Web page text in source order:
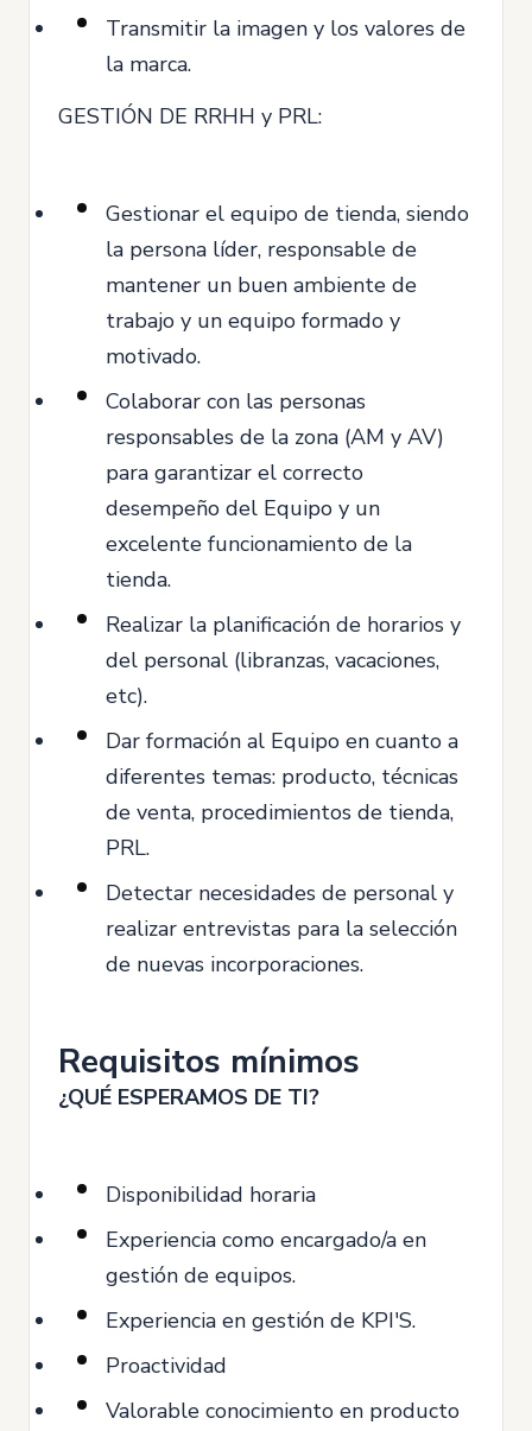
Transmitir la imagen y los valores de
la marca.
GESTIÓN DE RRHH y PRL:
Gestionar el equipo de tienda, siendo
la persona líder, responsable de
mantener un buen ambiente de
trabajo y un equipo formado y
motivado.
Colaborar con las personas
responsables de la zona (AM y AV)
para garantizar el correcto
desempeño del Equipo y un
excelente funcionamiento de la
tienda.
Realizar la planificación de horarios y
del personal (libranzas, vacaciones,
etc).
Dar formación al Equipo en cuanto a
diferentes temas: producto, técnicas
de venta, procedimientos de tienda,
PRL.
Detectar necesidades de personal y
realizar entrevistas para la selección
de nuevas incorporaciones.
Requisitos mínimos
¿QUÉ ESPERAMOS DE TI?
Disponibilidad horaria
Experiencia como encargado/a en
gestión de equipos.
Experiencia en gestión de KPI'S.
Proactividad
Valorable conocimiento en producto